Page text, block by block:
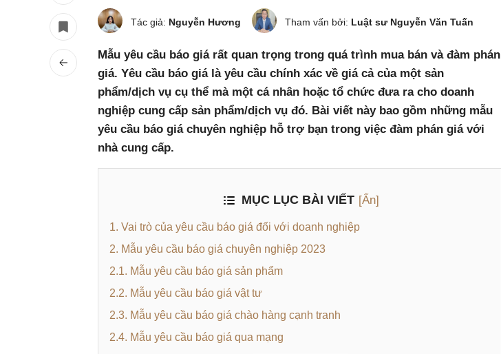
Tác giả: Nguyễn Hương Tham vấn bởi: Luật sư Nguyễn Văn Tuấn
Mẫu yêu cầu báo giá rất quan trọng trong quá trình mua bán và đàm phán
giá. Yêu cầu báo giá là yêu cầu chính xác về giá cả của một sản
phẩm/dịch vụ cụ thể mà một cá nhân hoặc tổ chức đưa ra cho doanh
nghiệp cung cấp sản phẩm/dịch vụ đó. Bài viết này bao gồm những mẫu
yêu cầu báo giá chuyên nghiệp hỗ trợ bạn trong việc đàm phán giá với
nhà cung cấp.
MỤC LỤC BÀI VIẾT [Ẩn]
1. Vai trò của yêu cầu báo giá đối với doanh nghiệp
2. Mẫu yêu cầu báo giá chuyên nghiệp 2023
2.1. Mẫu yêu cầu báo giá sản phẩm
2.2. Mẫu yêu cầu báo giá vật tư
2.3. Mẫu yêu cầu báo giá chào hàng cạnh tranh
2.4. Mẫu yêu cầu báo giá qua mạng